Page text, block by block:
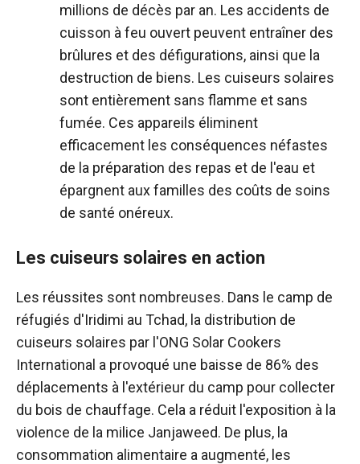
millions de décès par an. Les accidents de
cuisson à feu ouvert peuvent entraîner des
brûlures et des défigurations, ainsi que la
destruction de biens. Les cuiseurs solaires
sont entièrement sans flamme et sans
fumée. Ces appareils éliminent
efficacement les conséquences néfastes
de la préparation des repas et de l'eau et
épargnent aux familles des coûts de soins
de santé onéreux.
Les cuiseurs solaires en action
Les réussites sont nombreuses. Dans le camp de
réfugiés d'Iridimi au Tchad, la distribution de
cuiseurs solaires par l'ONG Solar Cookers
International a provoqué une baisse de 86% des
déplacements à l'extérieur du camp pour collecter
du bois de chauffage. Cela a réduit l'exposition à la
violence de la milice Janjaweed. De plus, la
consommation alimentaire a augmenté, les